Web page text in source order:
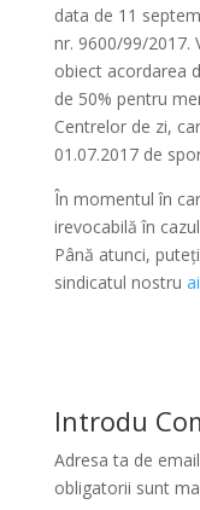
data de 11
nr. 9600/99/2017.
obiect acordarea
de 50% pentru
Centrelor de zi,
01.07.2017 de
În momentul în
irevocabilă în
Până atunci,
sindicatul nostru
Introdu
Adresa ta de
obligatorii sunt